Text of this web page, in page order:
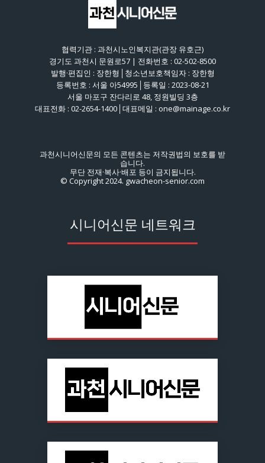
협력기관 : 과천시노인복지관(관장 유호근)
경기도 과천시 문원로57 | 전화번호 : 02-502-8500
발행·편집인 : 장한형│청소년보호책임자 : 장한형
등록번호 : 서울 아54995│등록일 : 2023-08-21
서울 마포구 잔다리로 48, 정원빌딩 3층
대표전화 : 02-2654-1400│대표메일 : one@mainage.co.kr
과천시니어신문의 모든 콘텐츠는 저작권법의 보호를 받
습니다.
무단 전재·복사·배포 등이 금지됩니다.
© Copyright 2024. gwacheon-senior.com
시니어신문 네트워크